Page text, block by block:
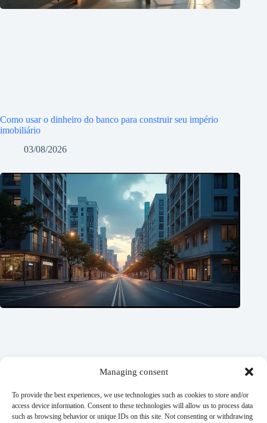
Managing consent
To provide the best experiences, we use technologies such as cookies to store and/or
access device information. Consent to these technologies will allow us to process data
such as browsing behavior or unique IDs on this site. Not consenting or withdrawing
Como usar o dinheiro do banco para construir seu império
imobiliário
03/08/2026
Imóveis comerciais x residenciais: quem ganha essa disputa?